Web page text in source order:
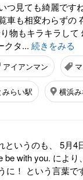
見ても綺麗ですね
車も相変わらずの
物もキラキラして
クタ... 続きをみる
アイアンマン
らい駅 横浜み
いうのも、 5月4
with you. により
に！ という言葉で